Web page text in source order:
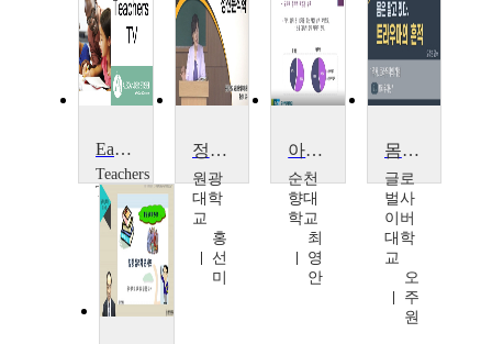
Eating Disorders
Teachers
TV
Teachers
TV
정신분석학
원광
대학
교
홍
선
미
아동정신건강 상담
순천
향대
학교
최
영
안
몸은 알고 있다. 트라우마의 흔적
글로
벌사
이버
대학
교
오
주
원